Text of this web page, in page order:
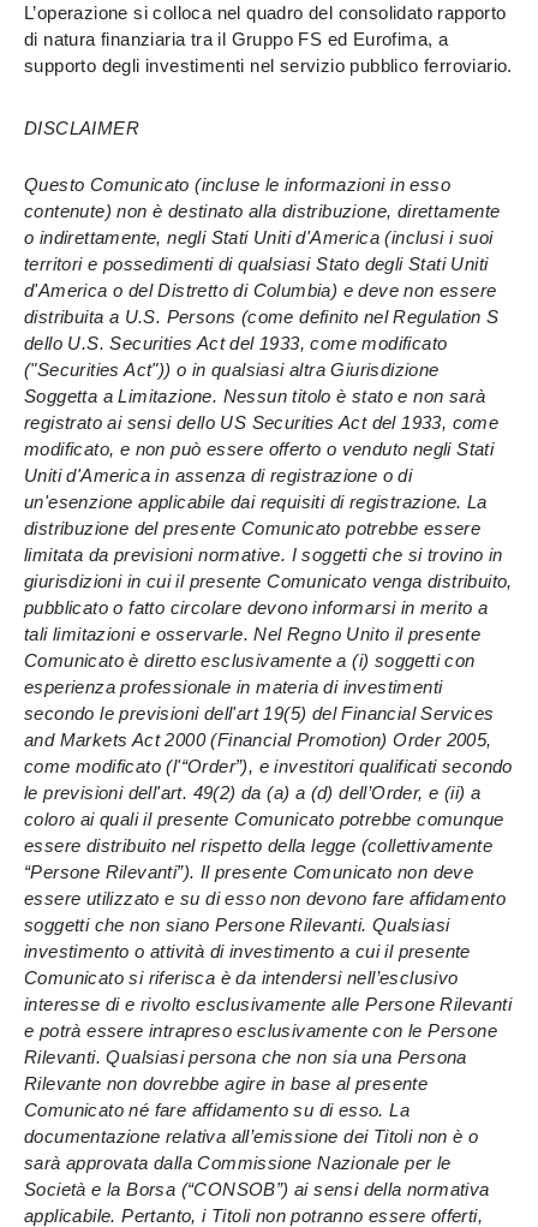
L’operazione si colloca nel quadro del consolidato rapporto
di natura finanziaria tra il Gruppo FS ed Eurofima, a
supporto degli investimenti nel servizio pubblico ferroviario.
DISCLAIMER
Questo Comunicato (incluse le informazioni in esso
contenute) non è destinato alla distribuzione, direttamente
o indirettamente, negli Stati Uniti d'America (inclusi i suoi
territori e possedimenti di qualsiasi Stato degli Stati Uniti
d'America o del Distretto di Columbia) e deve non essere
distribuita a U.S. Persons (come definito nel Regulation S
dello U.S. Securities Act del 1933, come modificato
("Securities Act")) o in qualsiasi altra Giurisdizione
Soggetta a Limitazione. Nessun titolo è stato e non sarà
registrato ai sensi dello US Securities Act del 1933, come
modificato, e non può essere offerto o venduto negli Stati
Uniti d'America in assenza di registrazione o di
un'esenzione applicabile dai requisiti di registrazione. La
distribuzione del presente Comunicato potrebbe essere
limitata da previsioni normative. I soggetti che si trovino in
giurisdizioni in cui il presente Comunicato venga distribuito,
pubblicato o fatto circolare devono informarsi in merito a
tali limitazioni e osservarle. Nel Regno Unito il presente
Comunicato è diretto esclusivamente a (i) soggetti con
esperienza professionale in materia di investimenti
secondo le previsioni dell'art 19(5) del Financial Services
and Markets Act 2000 (Financial Promotion) Order 2005,
come modificato (l'“Order”), e investitori qualificati secondo
le previsioni dell'art. 49(2) da (a) a (d) dell’Order, e (ii) a
coloro ai quali il presente Comunicato potrebbe comunque
essere distribuito nel rispetto della legge (collettivamente
“Persone Rilevanti”). Il presente Comunicato non deve
essere utilizzato e su di esso non devono fare affidamento
soggetti che non siano Persone Rilevanti. Qualsiasi
investimento o attività di investimento a cui il presente
Comunicato si riferisca è da intendersi nell’esclusivo
interesse di e rivolto esclusivamente alle Persone Rilevanti
e potrà essere intrapreso esclusivamente con le Persone
Rilevanti. Qualsiasi persona che non sia una Persona
Rilevante non dovrebbe agire in base al presente
Comunicato né fare affidamento su di esso. La
documentazione relativa all’emissione dei Titoli non è o
sarà approvata dalla Commissione Nazionale per le
Società e la Borsa (“CONSOB”) ai sensi della normativa
applicabile. Pertanto, i Titoli non potranno essere offerti,